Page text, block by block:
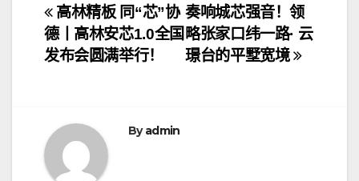
文
章
航
奏响城芯强音！领
略张家口纬一路· 云
璟台的平墅宽境
高林精板 同“芯”协
德丨高林安芯1.0全国
发布会圆满举行！
Byadmin